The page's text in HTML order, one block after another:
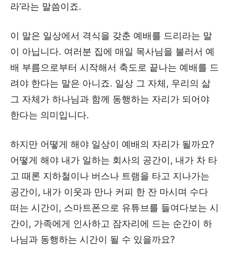
라’라는 말씀이죠.
이 말은 일상에서 격식을 갖춘 예배를 드리라는 말
이 아닙니다. 여러분 집에 매일 목사님을 불러서 예
배 부름으로부터 시작해서 축도로 끝나는 예배를 드
려야 한다는 말은 아니죠. 일상 그 자체, 우리의 삶
그 자체가 하나님과 함께 동행하는 자리가 되어야
한다는 의미입니다.
하지만 어떻게 해야 일상이 예배의 자리가 될까요?
어떻게 해야 내가 일하는 회사의 공간이, 내가 차 타
고 때론 지하철이나 버스나 트램을 타고 지나가는
공간이, 내가 이웃과 만나 커피 한 잔 마시며 수다
떠는 시간이, 스마트폰으로 유튜브를 들여다보는 시
간이, 가족에게 인사하고 잠자리에 드는 순간이 하
나님과 동행하는 시간이 될 수 있을까요?